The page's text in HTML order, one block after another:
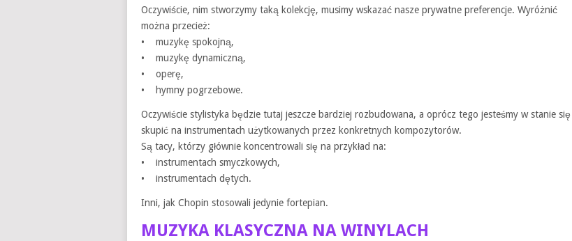
Oczywiście, nim stworzymy taką kolekcję, musimy wskazać nasze prywatne preferencje. Wyróżnić
można przecież:
• muzykę spokojną,
• muzykę dynamiczną,
• operę,
• hymny pogrzebowe.
Oczywiście stylistyka będzie tutaj jeszcze bardziej rozbudowana, a oprócz tego jesteśmy w stanie się
skupić na instrumentach użytkowanych przez konkretnych kompozytorów.
Są tacy, którzy głównie koncentrowali się na przykład na:
• instrumentach smyczkowych,
• instrumentach dętych.
Inni, jak Chopin stosowali jedynie fortepian.
MUZYKA KLASYCZNA NA WINYLACH